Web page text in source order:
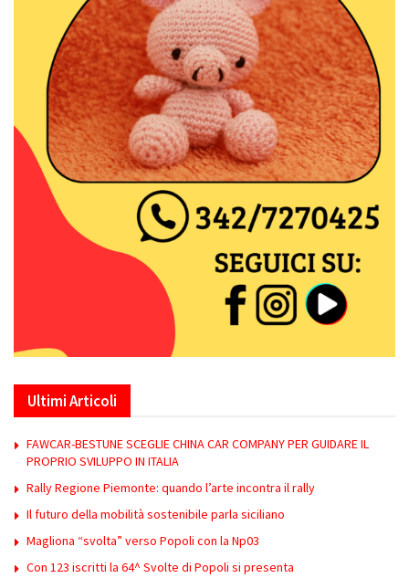
Ultimi Articoli
FAWCAR-BESTUNE SCEGLIE CHINA CAR COMPANY PER GUIDARE IL
PROPRIO SVILUPPO IN ITALIA
Rally Regione Piemonte: quando l’arte incontra il rally
Il futuro della mobilità sostenibile parla siciliano
Magliona “svolta” verso Popoli con la Np03
Con 123 iscritti la 64^ Svolte di Popoli si presenta